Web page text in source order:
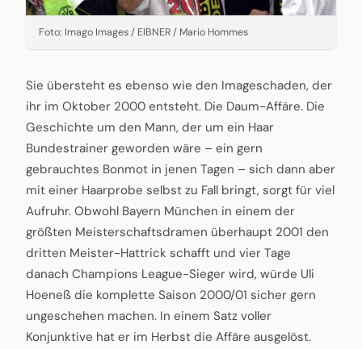
Foto: Imago Images / EIBNER / Mario Hommes
Sie übersteht es ebenso wie den Imageschaden, der
ihr im Oktober 2000 entsteht. Die Daum-Affäre. Die
Geschichte um den Mann, der um ein Haar
Bundestrainer geworden wäre – ein gern
gebrauchtes Bonmot in jenen Tagen – sich dann aber
mit einer Haarprobe selbst zu Fall bringt, sorgt für viel
Aufruhr. Obwohl Bayern München in einem der
größten Meisterschaftsdramen überhaupt 2001 den
dritten Meister-Hattrick schafft und vier Tage
danach Champions League-Sieger wird, würde Uli
Hoeneß die komplette Saison 2000/01 sicher gern
ungeschehen machen. In einem Satz voller
Konjunktive hat er im Herbst die Affäre ausgelöst.